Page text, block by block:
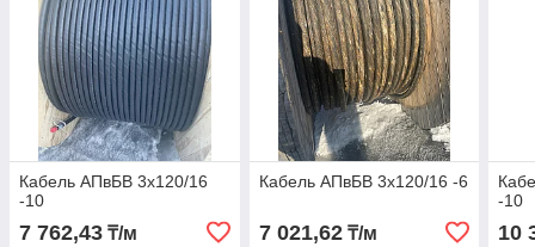
Кабель АПвБВ 3х120/16
-10
7 762,43 ₸/м
Кабель АПвБВ 3х120/16 -6
7 021,62₸/м
-10
10